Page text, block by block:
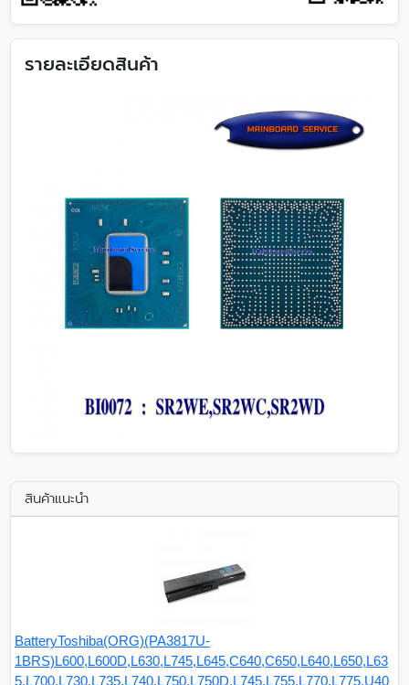
รายละเอียดสินค้า
สินค้าแนะนำ
BatteryToshiba(ORG)(PA3817U-
1BRS)L600,L600D,L630,L745,L645,C640,C650,L640,L650,L63
5,L700,L730,L735,L740,L750,L750D,L745,L755,L770,L775,U40